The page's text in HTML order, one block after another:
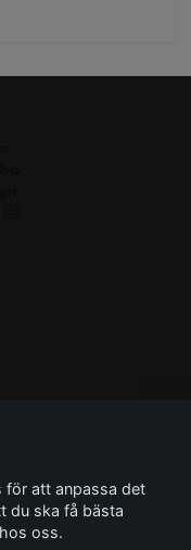
för att anpassa det
du ska få bästa
oss.